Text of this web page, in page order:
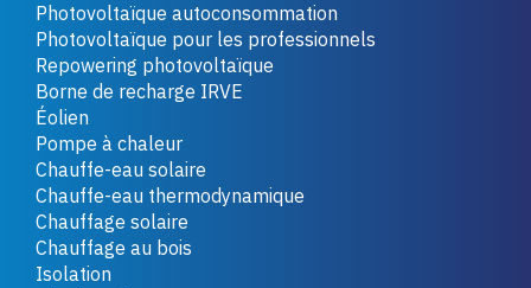
Photovoltaïque autoconsommation
Photovoltaïque pour les professionnels
Repowering photovoltaïque
Borne de recharge IRVE
Éolien
Pompe à chaleur
Chauffe-eau solaire
Chauffe-eau thermodynamique
Chauffage solaire
Chauffage au bois
Isolation